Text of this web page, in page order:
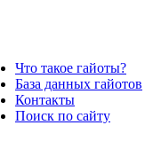
Что такое гайоты?
База данных гайотов
Контакты
Поиск по сайту